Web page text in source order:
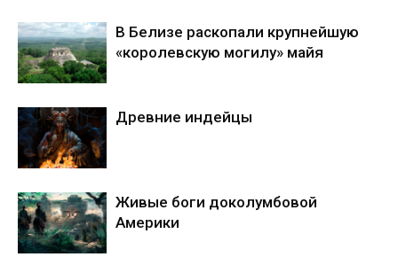
В Белизе раскопали крупнейшую
«королевскую могилу» майя
Древние индейцы
Живые боги доколумбовой
Америки